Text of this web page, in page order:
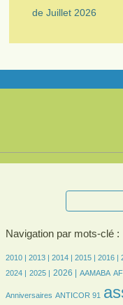
de Juillet 2026
Navigation par mots-clé :
7/2429
2010 |
7/24292013 |
189/2429 2014 |
357/2429 2015 |
435/2429 2016 |
476/2429
656/2429
665/2429
621/2429
625/2429
487/2429
457/2429
484/2429
2024 |
455/2429
2025 |
627/2429 2026 |
71/2429 AAMABA
159/2429
471/2429
7/2429
28/2429
Anniversaires ANTICOR 91